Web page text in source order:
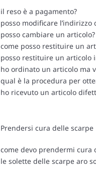
il reso è a pagamento?
posso modificare
posso cambiare un articolo?
come posso restituire un
posso restituire un articolo
ho ordinato un articolo ma
qual è la procedura per
ho ricevuto un articolo
Prendersi cura delle scarpe
come devo prendermi cura
le solette delle scarpe aro